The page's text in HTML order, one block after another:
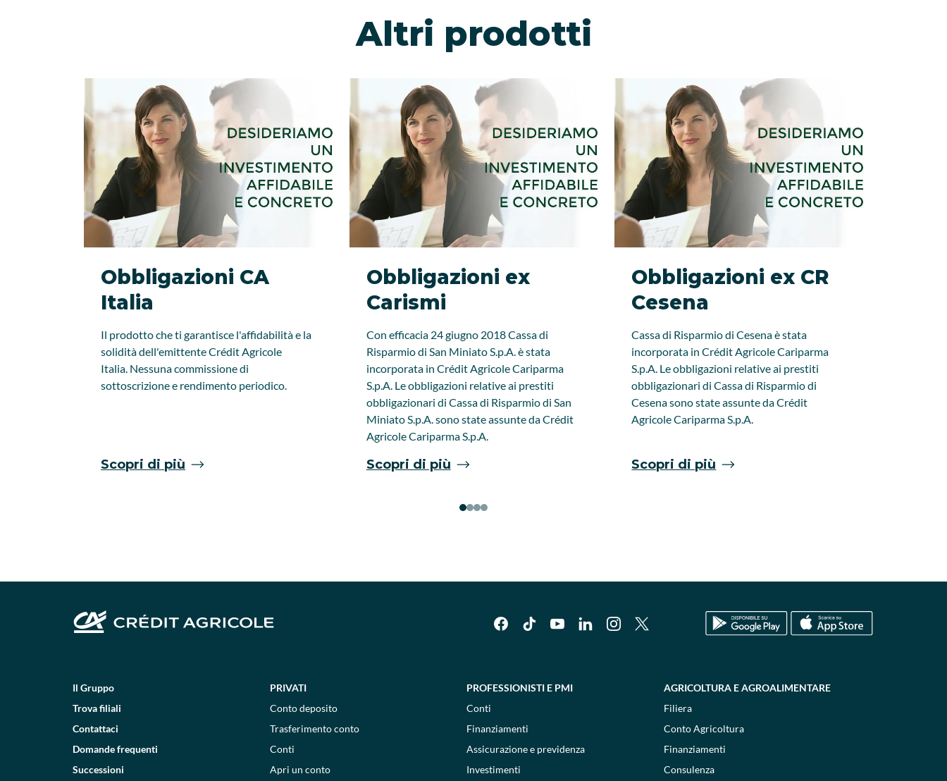
Altri prodotti
Obbligazioni CA
Italia
Il prodotto che ti garantisce l'affidabilità e la
solidità dell'emittente Crédit Agricole
Italia. Nessuna commissione di
sottoscrizione e rendimento periodico.
Scopri di più
Obbligazioni ex
Carismi
Con efficacia 24 giugno 2018 Cassa di
Risparmio di San Miniato S.p.A. è stata
incorporata in Crédit Agricole Cariparma
S.p.A. Le obbligazioni relative ai prestiti
obbligazionari di Cassa di Risparmio di San
Miniato S.p.A. sono state assunte da Crédit
Agricole Cariparma S.p.A.
Scopri di più
Obbligazioni ex CR
Cesena
Cassa di Risparmio di Cesena è stata
incorporata in Crédit Agricole Cariparma
S.p.A. Le obbligazioni relative ai prestiti
obbligazionari di Cassa di Risparmio di
Cesena sono state assunte da Crédit
Agricole Cariparma S.p.A.
Scopri di più
Il Gruppo
Trova filiali
Contattaci
Domande frequenti
Successioni
PRIVATI
Conto deposito
Trasferimento conto
Conti
Apri un conto
PROFESSIONISTI E PMI
Conti
Finanziamenti
Assicurazione e previdenza
Investimenti
AGRICOLTURA E AGROALIMENTARE
Filiera
Conto Agricoltura
Finanziamenti
Consulenza